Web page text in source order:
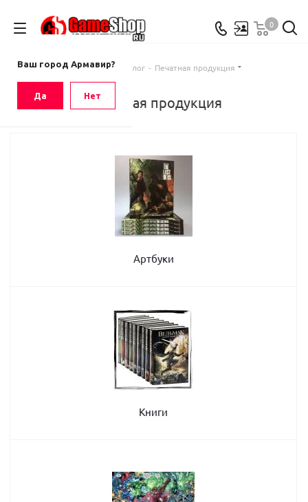
Ваш город Армавир?
Да Нет
0
Главная - Каталог - Печатная продукция
Печатная продукция
Артбуки
Книги